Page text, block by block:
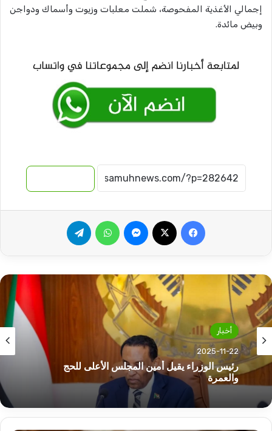
إجمالي الأغذية المفحوصة، شملت معلبات وزيوت وأسماك ودواجن
وبيض مائدة.
فيسبوك ماسنجر واتساب
أخبار
2025-11-22
رئيس الوزراء يقيل أمين المجلس الأعلى للحج
والعمرة